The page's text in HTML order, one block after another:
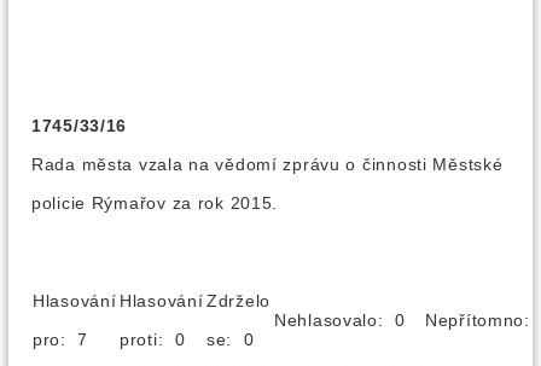
1745/33/16
Rada města vzala na vědomí zprávu o činnosti Městské
policie Rýmařov za rok 2015.
Hlasování
pro: 7
Hlasování
proti: 0
Zdrželo
se: 0
Nehlasovalo: 0